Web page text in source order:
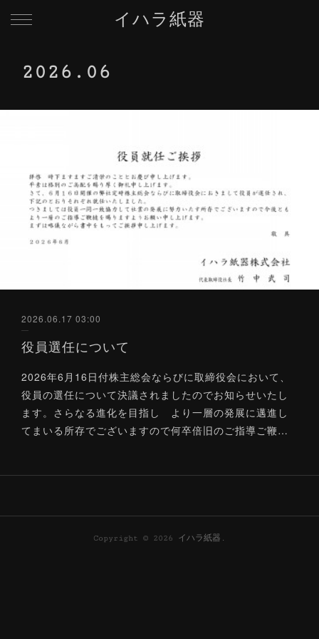
イハラ紙器
2026 . 06
2026.06.17 03:00
役員選任について
2026年6月16日付株主総会ならびに取締役会において、
役員の選任について決議されましたのでお知らせいたし
ます。さらなる進化を目指し より一層の発展に邁進し
てまいる所存でございますので何卒倍旧のご指導ご鞭…
Copyright © 2026 イハラ紙器 .